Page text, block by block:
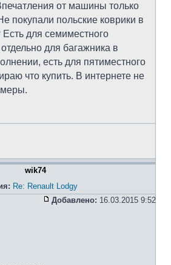
от машины только
покупали польские коврики в
для семиместного
для багажника в
есть для пятиместного
что купить. В интернете не
wik74
Re: Renault Lodgy
Добавлено: 16.03.2015 9:52